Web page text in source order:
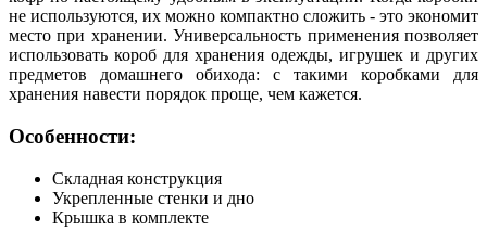
не используются, их можно компактно сложить - это экономит
место при хранении. Универсальность применения позволяет
использовать короб для хранения одежды, игрушек и других
предметов домашнего обихода: с такими коробками для
хранения навести порядок проще, чем кажется.
Особенности:
Складная конструкция
Укрепленные стенки и дно
Крышка в комплекте